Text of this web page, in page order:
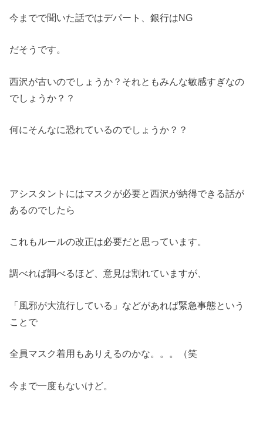
今までで聞いた話ではデパート、銀行はNG
だそうです。
西沢が古いのでしょうか？それともみんな敏感すぎなの
でしょうか？？
何にそんなに恐れているのでしょうか？？
アシスタントにはマスクが必要と西沢が納得できる話が
あるのでしたら
これもルールの改正は必要だと思っています。
調べれば調べるほど、意見は割れていますが、
「風邪が大流行している」などがあれば緊急事態という
ことで
全員マスク着用もありえるのかな。。。（笑
今まで一度もないけど。